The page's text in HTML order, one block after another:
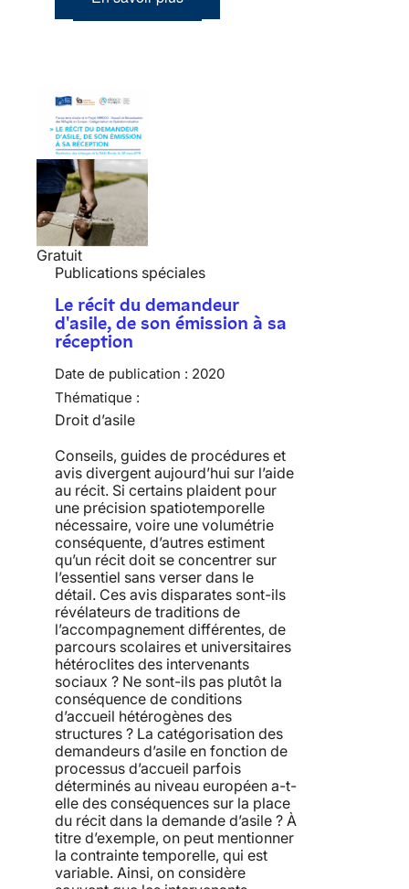
Gratuit
Publications spéciales
Le récit du demandeur
d'asile, de son émission à sa
réception
Date de publication : 2020
Thématique :
Droit d’asile
Conseils, guides de procédures et
avis divergent aujourd’hui sur l’aide
au récit. Si certains plaident pour
une précision spatiotemporelle
nécessaire, voire une volumétrie
conséquente, d’autres estiment
qu’un récit doit se concentrer sur
l’essentiel sans verser dans le
détail. Ces avis disparates sont-ils
révélateurs de traditions de
l’accompagnement différentes, de
parcours scolaires et universitaires
hétéroclites des intervenants
sociaux ? Ne sont-ils pas plutôt la
conséquence de conditions
d’accueil hétérogènes des
structures ? La catégorisation des
demandeurs d’asile en fonction de
processus d’accueil parfois
déterminés au niveau européen a-t-
elle des conséquences sur la place
du récit dans la demande d’asile ? À
titre d’exemple, on peut mentionner
la contrainte temporelle, qui est
variable. Ainsi, on considère